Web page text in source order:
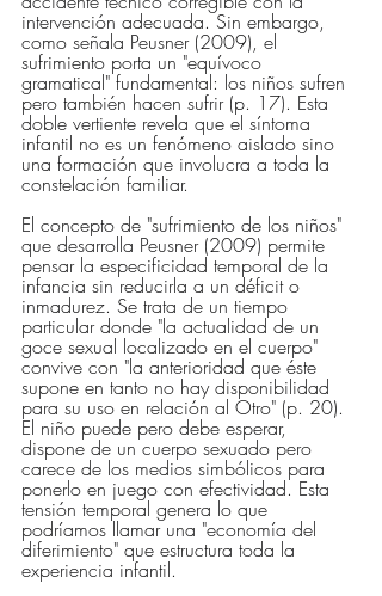
intervención adecuada. Sin embargo,
como señala Peusner (2009), el
sufrimiento porta un "equívoco
gramatical" fundamental: los niños sufren
pero también hacen sufrir (p. 17). Esta
doble vertiente revela que el síntoma
infantil no es un fenómeno aislado sino
una formación que involucra a toda la
constelación familiar.
El concepto de "sufrimiento de los niños"
que desarrolla Peusner (2009) permite
pensar la especificidad temporal de la
infancia sin reducirla a un déficit o
inmadurez. Se trata de un tiempo
particular donde "la actualidad de un
goce sexual localizado en el cuerpo"
convive con "la anterioridad que éste
supone en tanto no hay disponibilidad
para su uso en relación al Otro" (p. 20).
El niño puede pero debe esperar,
dispone de un cuerpo sexuado pero
carece de los medios simbólicos para
ponerlo en juego con efectividad. Esta
tensión temporal genera lo que
podríamos llamar una "economía del
diferimiento" que estructura toda la
experiencia infantil.